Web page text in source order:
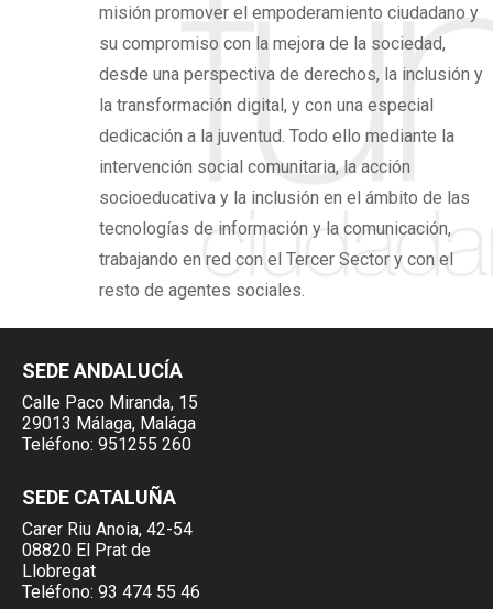
misión promover el empoderamiento ciudadano y
su compromiso con la mejora de la sociedad,
desde una perspectiva de derechos, la inclusión y
la transformación digital, y con una especial
dedicación a la juventud. Todo ello mediante la
intervención social comunitaria, la acción
socioeducativa y la inclusión en el ámbito de las
tecnologías de información y la comunicación,
trabajando en red con el Tercer Sector y con el
resto de agentes sociales.
SEDE ANDALUCÍA
Calle Paco Miranda, 15
29013 Málaga, Malága
Teléfono: 951255 260
SEDE CATALUÑA
Carer Riu Anoia, 42-54
08820 El Prat de
Llobregat
Teléfono: 93 474 55 46